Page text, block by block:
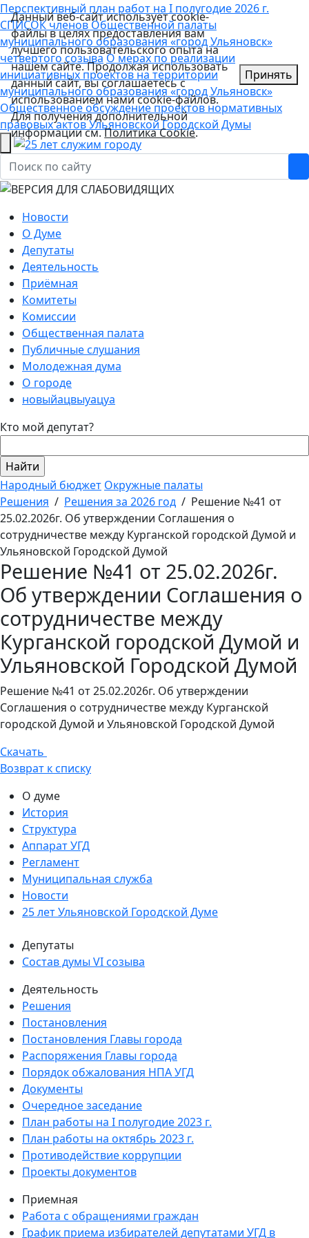
Перспективный план работ на I полугодие 2026 г.
СПИСОК членов Общественной палаты
муниципального образования «город Ульяновск»
четвертого созываО мерах по реализации
инициативных проектов на территории
муниципального образования «город Ульяновск»
Общественное обсуждение проектов нормативных
правовых актов Ульяновской Городской Думы
Новости
О Думе
Депутаты
Деятельность
Приёмная
Комитеты
Комиссии
Общественная палата
Публичные слушания
Молодежная дума
О городе
новыйацвыуацуа
Кто мой депутат?
Народный бюджет Окружные палаты
Решения / Решения за 2026 год / Решение №41 от
25.02.2026г. Об утверждении Соглашения о
сотрудничестве между Курганской городской Думой и
Ульяновской Городской Думой
Решение №41 от 25.02.2026г.
Об утверждении Соглашения о
сотрудничестве между
Курганской городской Думой и
Ульяновской Городской Думой
Решение №41 от 25.02.2026г. Об утверждении
Соглашения о сотрудничестве между Курганской
городской Думой и Ульяновской Городской Думой
Скачать
Возврат к списку
О думе
История
Структура
Аппарат УГД
Регламент
Муниципальная служба
Новости
25 лет Ульяновской Городской Думе
Депутаты
Состав думы VI созыва
Деятельность
Решения
Постановления
Постановления Главы города
Распоряжения Главы города
Порядок обжалования НПА УГД
Документы
Очередное заседание
План работы на I полугодие 2023 г.
План работы на октябрь 2023 г.
Противодействие коррупции
Проекты документов
Приемная
Работа с обращениями граждан
График приема избирателей депутатами УГД в
Данный веб-сайт использует cookie-
файлы в целях предоставления вам
лучшего пользовательского опыта на
нашем сайте. Продолжая использовать
данный сайт, вы соглашаетесь с
использованием нами cookie-файлов.
Для получения дополнительной
информации см.Политика Cookie.
Принять